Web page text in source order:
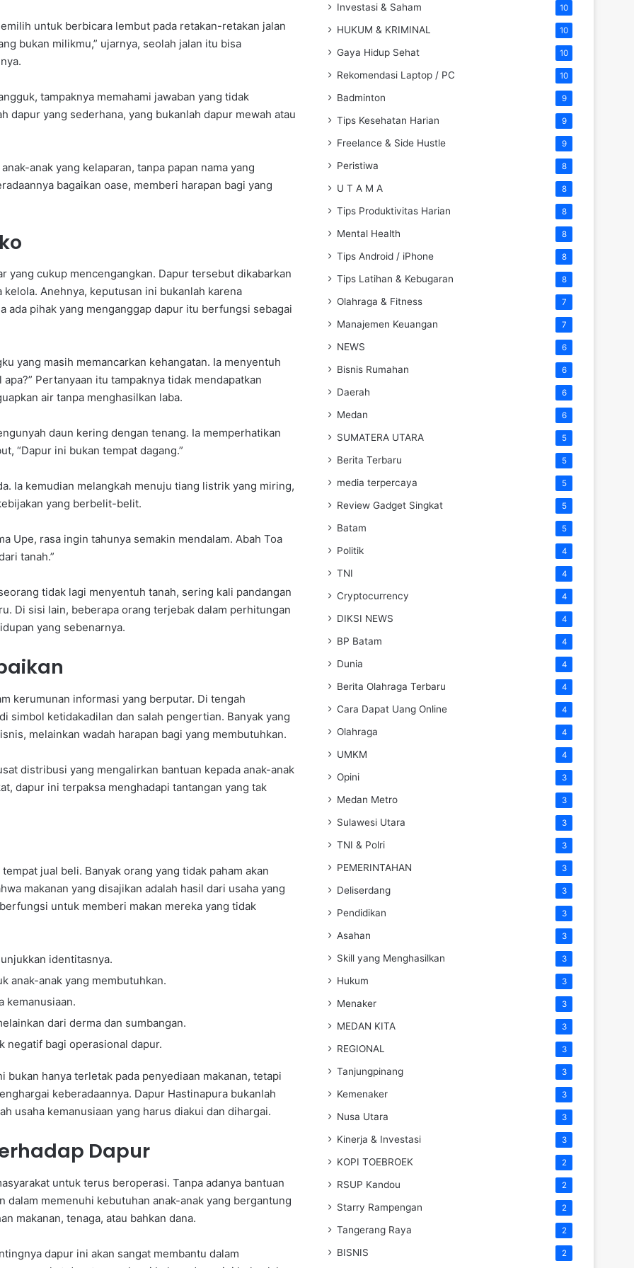
untuk berbicara lembut pada retakan-retakan jalan
bukan milikmu,” ujarnya, seolah jalan itu bisa
tampaknya memahami jawaban yang tidak
dapur yang sederhana, yang bukanlah dapur mewah atau
anak yang kelaparan, tanpa papan nama yang
bagaikan oase, memberi harapan bagi yang
yang cukup mencengangkan. Dapur tersebut dikabarkan
Anehnya, keputusan ini bukanlah karena
ada pihak yang menganggap dapur itu berfungsi sebagai
yang masih memancarkan kehangatan. Ia menyentuh
Pertanyaan itu tampaknya tidak mendapatkan
air tanpa menghasilkan laba.
daun kering dengan tenang. Ia memperhatikan
“Dapur ini bukan tempat dagang.”
Ia kemudian melangkah menuju tiang listrik yang miring,
yang berbelit-belit.
Upe, rasa ingin tahunya semakin mendalam. Abah Toa
tanah.”
tidak lagi menyentuh tanah, sering kali pandangan
Di sisi lain, beberapa orang terjebak dalam perhitungan
yang sebenarnya.
kerumunan informasi yang berputar. Di tengah
simbol ketidakadilan dan salah pengertian. Banyak yang
melainkan wadah harapan bagi yang membutuhkan.
distribusi yang mengalirkan bantuan kepada anak-anak
dapur ini terpaksa menghadapi tantangan yang tak
jual beli. Banyak orang yang tidak paham akan
makanan yang disajikan adalah hasil dari usaha yang
untuk memberi makan mereka yang tidak
identitasnya.
anak-anak yang membutuhkan.
kemanusiaan.
dari derma dan sumbangan.
negatif bagi operasional dapur.
hanya terletak pada penyediaan makanan, tetapi
keberadaannya. Dapur Hastinapura bukanlah
usaha kemanusiaan yang harus diakui dan dihargai.
Dapur
untuk terus beroperasi. Tanpa adanya bantuan
memenuhi kebutuhan anak-anak yang bergantung
makanan, tenaga, atau bahkan dana.
dapur ini akan sangat membantu dalam
Investasi & Saham 10
HUKUM & KRIMINAL 10
Gaya Hidup Sehat 10
Rekomendasi Laptop / PC 10
Badminton 9
Tips Kesehatan Harian 9
Freelance & Side Hustle 9
Peristiwa 8
U T A M A 8
Tips Produktivitas Harian 8
Mental Health 8
Tips Android / iPhone 8
Tips Latihan & Kebugaran 8
Olahraga & Fitness 7
Manajemen Keuangan 7
NEWS 6
Bisnis Rumahan 6
Daerah 6
Medan 6
SUMATERA UTARA 5
Berita Terbaru 5
media terpercaya 5
Review Gadget Singkat 5
Batam 5
Politik 4
TNI 4
Cryptocurrency 4
DIKSI NEWS 4
BP Batam 4
Dunia 4
Berita Olahraga Terbaru 4
Cara Dapat Uang Online 4
Olahraga 4
UMKM 4
Opini 3
Medan Metro 3
Sulawesi Utara 3
TNI & Polri 3
PEMERINTAHAN 3
Deliserdang 3
Pendidikan 3
Asahan 3
Skill yang Menghasilkan 3
Hukum 3
Menaker 3
MEDAN KITA 3
REGIONAL 3
Tanjungpinang 3
Kemenaker 3
Nusa Utara 3
Kinerja & Investasi 3
KOPI TOEBROEK 2
RSUP Kandou 2
Starry Rampengan 2
Tangerang Raya 2
BISNIS 2